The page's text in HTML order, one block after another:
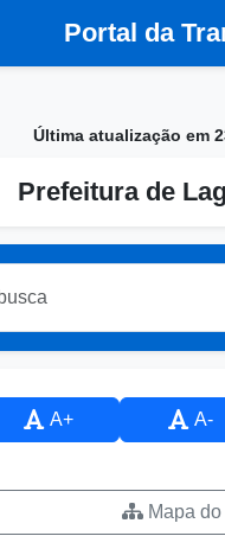
Portal da
Última atualização em
Prefeitura de
A+ A-
Mapa do